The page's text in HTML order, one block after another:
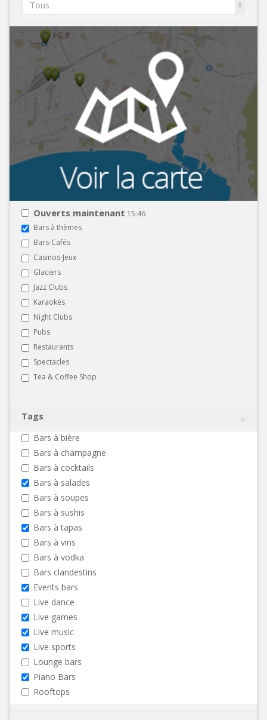
Tous
Ouverts maintenant 15:46
Bars à thèmes
Bars-Cafés
Casinos-Jeux
Glaciers
Jazz Clubs
Karaokés
Night Clubs
Pubs
Restaurants
Spectacles
Tea & Coffee Shop
Tags
Bars à bière
Bars à champagne
Bars à cocktails
Bars à salades
Bars à soupes
Bars à sushis
Bars à tapas
Bars à vins
Bars à vodka
Bars clandestins
Events bars
Live dance
Live games
Live music
Live sports
Lounge bars
Piano Bars
Rooftops